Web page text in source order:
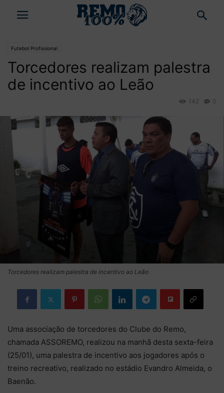
Futebol Profissional
Torcedores realizam palestra
de incentivo ao Leão
0
142
Torcedores realizam palestra de incentivo ao Leão
Uma associação de torcedores do Clube do Remo,
chamada ASSOREMO, realizou na manhã desta sexta-feira
(25/01), uma palestra de incentivo aos jogadores após o
treino recreativo, realizado no estádio Evandro Almeida, o
Baenão.